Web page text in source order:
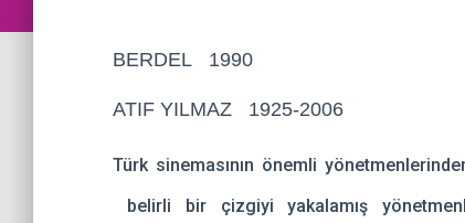
BERDEL 1990
ATIF YILMAZ 1925-2006
Türk sinemasının önemli
belirli bir çizgiyi yakalamış